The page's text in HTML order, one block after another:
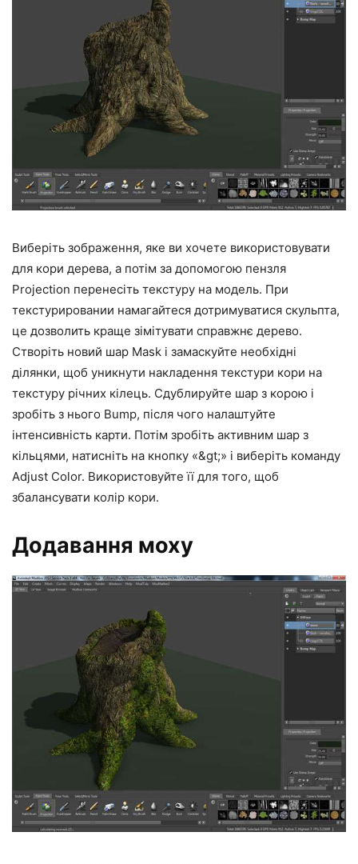
Виберіть зображення, яке ви хочете використовувати
для кори дерева, а потім за допомогою пензля
Projection перенесіть текстуру на модель. При
текстурировании намагайтеся дотримуватися скульпта,
це дозволить краще зімітувати справжнє дерево.
Створіть новий шар Mask і замаскуйте необхідні
ділянки, щоб уникнути накладення текстури кори на
текстуру річних кілець. Сдублируйте шар з корою і
зробіть з нього Bump, після чого налаштуйте
інтенсивність карти. Потім зробіть активним шар з
кільцями, натисніть на кнопку «&gt;» і виберіть команду
Adjust Color. Використовуйте її для того, щоб
збалансувати колір кори.
Додавання моху